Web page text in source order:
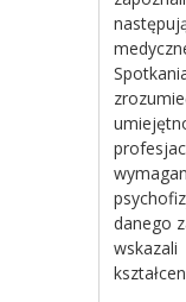
danego
wskazali